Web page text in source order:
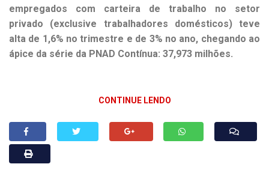
empregados com carteira de trabalho no setor
privado (exclusive trabalhadores domésticos) teve
alta de 1,6% no trimestre e de 3% no ano, chegando ao
ápice da série da PNAD Contínua: 37,973 milhões.
CONTINUE LENDO